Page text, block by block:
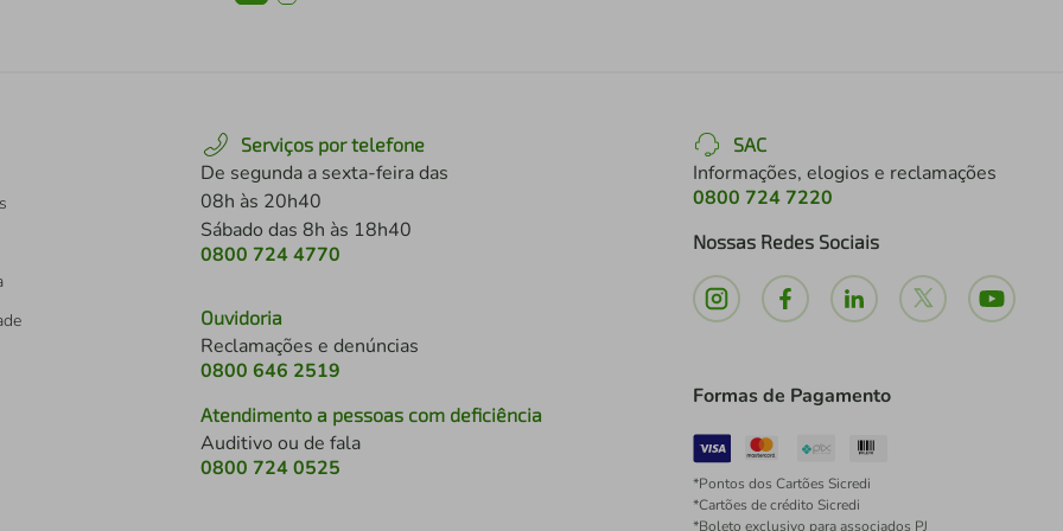
Serviços por telefone
De segunda a sexta-feira das
08h às 20h40
Sábado das 8h às 18h40
0800 724 4770
Ouvidoria
Reclamações e denúncias
0800 646 2519
Atendimento a pessoas com deficiência
Auditivo ou de fala
0800 724 0525
SAC
Informações, elogios e reclamações
0800 724 7220
Nossas Redes Sociais
Formas de Pagamento
*Pontos dos Cartões Sicredi
*Cartões de crédito Sicredi
*Boleto exclusivo para associados PJ